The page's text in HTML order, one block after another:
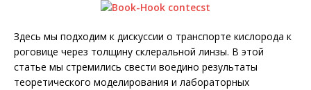
Здесь мы подходим к дискуссии о транспорте кислорода к
роговице через толщину склеральной линзы. В этой
статье мы стремились свести воедино результаты
теоретического моделирования и лабораторных